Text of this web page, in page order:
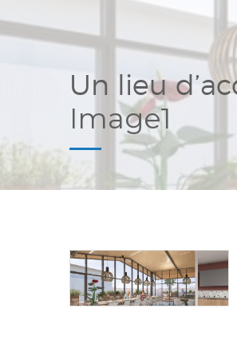
Un lieu
Image1